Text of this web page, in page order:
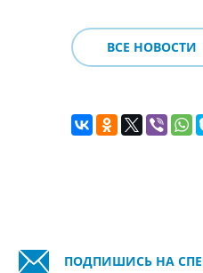
ВСЕ НОВОСТИ
ПОДПИШИСЬ НА